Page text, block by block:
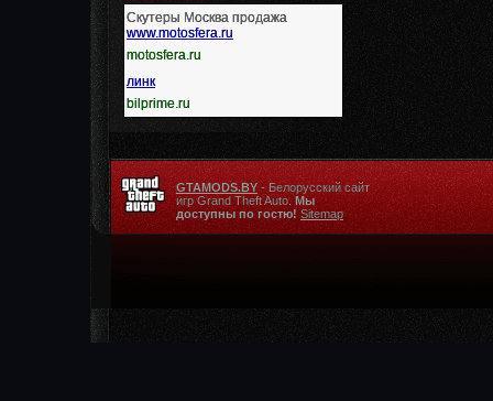
Скутеры Москва продажа
www.motosfera.ru
motosfera.ru
линк
bilprime.ru
GTAMODS.BY - Белорусский сайт
игр Grand Theft Auto. Мы
доступны по гостю! Sitemap